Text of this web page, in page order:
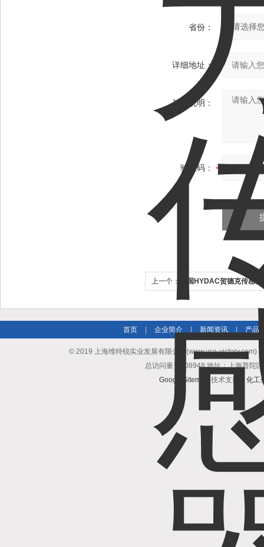
省份：
详细地址：
补充说明：
验证码：
上一个： 德国HYDAC贺德克传感
首页 企业简介 新闻资讯 产品
© 2019 上海维特锐实业发展有限公司(www.vse-victory.com)
总访问量：508948 地址：上海普陀
GoogleSitemap
技术支持： 化工